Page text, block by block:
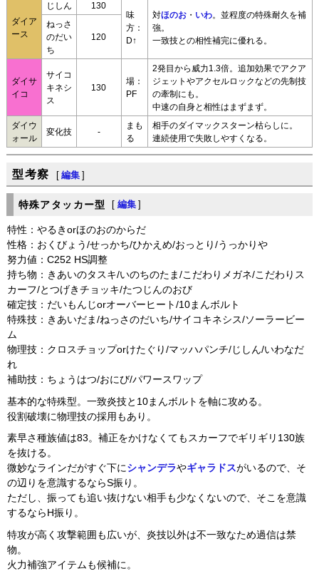
ダイア
ース
じしん
130
味
方：
D↑
対ほのお・ いわ。並程度の特殊耐久を補
強。
一致技との相性補完に優れる。
ねっさ
のだい
ち
120
ダイサ
イコ
サイコ
キネシ
ス
130
場：
PF
2発目から威力1.3倍。追加効果でアクア
ジェットやアクセルロックなどの先制技
の牽制にも。
中速の自身と相性はまずまず。
ダイウ
ォール
変化技 -
まも
る
相手のダイマックスターン枯らしに。
連続使用で失敗しやすくなる。
型考察 [ 編集 ]
特殊アタッカー型 [ 編集 ]
特性：やるきorほのおのからだ
性格：おくびょう/せっかち/ひかえめ/おっとり/うっかりや
努力値：C252 HS調整
持ち物：きあいのタスキ/いのちのたま/こだわりメガネ/こだわりス
カーフ/とつげきチョッキ/たつじんのおび
確定技：だいもんじorオーバーヒート/10まんボルト
特殊技：きあいだま/ねっさのだいち/サイコキネシス/ソーラービー
ム
物理技：クロスチョップorけたぐり/マッハパンチ/じしん/いわなだ
れ
補助技：ちょうはつ/おにび/パワースワップ
基本的な特殊型。一致炎技と10まんボルトを軸に攻める。
役割破壊に物理技の採用もあり。
素早さ種族値は83。補正をかけなくてもスカーフでギリギリ130族
を抜ける。
微妙なラインだがすぐ下にシャンデラやギャラドスがいるので、そ
の辺りを意識するならS振り。
ただし、振っても追い抜けない相手も少なくないので、そこを意識
するならH振り。
特攻が高く攻撃範囲も広いが、炎技以外は不一致なため過信は禁
物。
火力補強アイテムも候補に。